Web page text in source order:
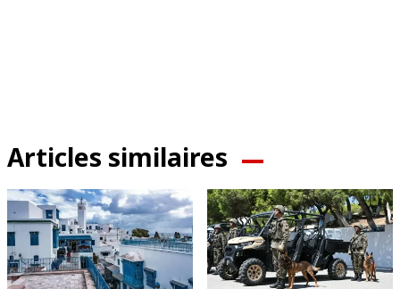
Articles similaires